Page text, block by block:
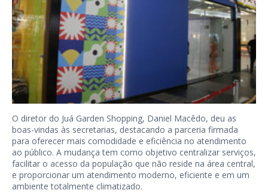
O diretor do Juá Garden Shopping, Daniel Macêdo, deu as
boas-vindas às secretarias, destacando a parceria firmada
para oferecer mais comodidade e eficiência no atendimento
ao público. A mudança tem como objetivo centralizar serviços,
facilitar o acesso da população que não reside na área central,
e proporcionar um atendimento moderno, eficiente e em um
ambiente totalmente climatizado.